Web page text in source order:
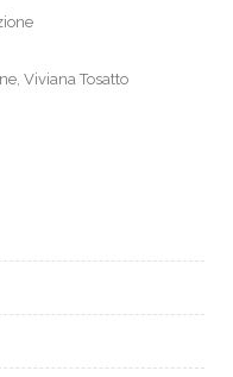
Viviana Tosatto